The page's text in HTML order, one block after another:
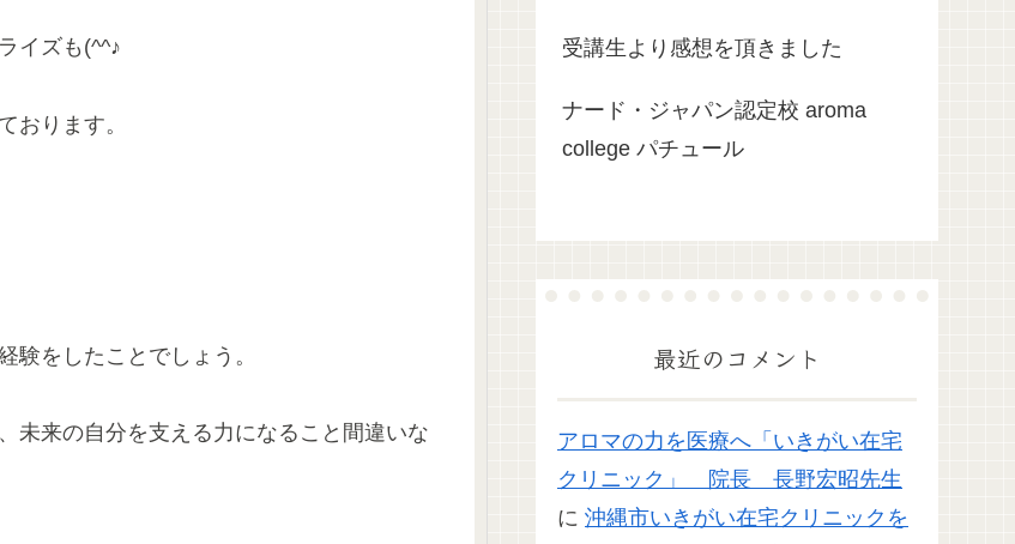
イズも(^^♪
おります。
験をしたことでしょう。
未来の自分を支える力になること間違いな
受講生より感想を頂きました
ナード・ジャパン認定校 aroma
college パチュール
最近のコメント
アロマの力を医療へ「いきがい在宅
クリニック」 院長 長野宏昭先生
に 沖縄市いきがい在宅クリニックを